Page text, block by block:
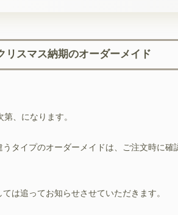
リスマス納期のオーダーメイド
、になります。
タイプのオーダーメイドは、ご注文時に
は追ってお知らせさせていただきます。